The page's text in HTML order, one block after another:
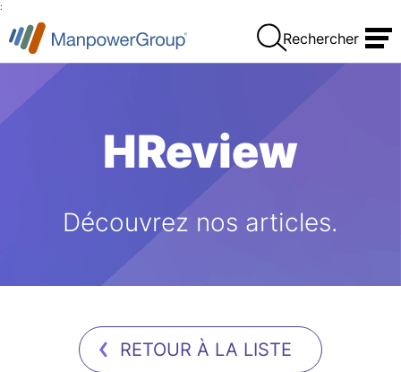
:
Rechercher
HReview
Découvrez nos articles.
RETOUR À LA LISTE